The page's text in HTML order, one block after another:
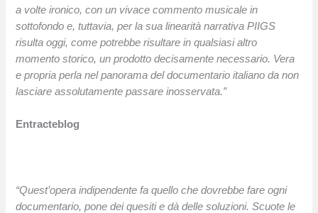
a volte ironico, con un vivace commento musicale in
sottofondo e, tuttavia, per la sua linearità narrativa PIIGS
risulta oggi, come potrebbe risultare in qualsiasi altro
momento storico, un prodotto decisamente necessario. Vera
e propria perla nel panorama del documentario italiano da non
lasciare assolutamente passare inosservata.”
Entracteblog
“Quest’opera indipendente fa quello che dovrebbe fare ogni
documentario, pone dei quesiti e dà delle soluzioni. Scuote le